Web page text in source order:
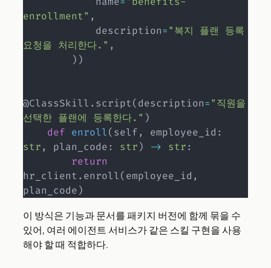
enrollment" ,
            description
="복지 플랜 등록
요청을 처리한다." ,
) )
@ClassSkill . script(description="직원을
선택한 플랜에 등록한다." )
def enroll(self, employee_id :
str, plan_code: str) -> str:
return
hr_client . enroll(employee_id ,
plan_code)
이 방식은 기능과 문서를 패키지 버전에 함께 묶을 수
있어, 여러 에이전트 서비스가 같은 스킬 구현을 사용
해야 할 때 적합하다.